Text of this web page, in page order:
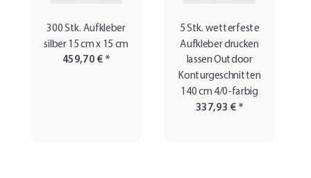
300 Stk. Aufkleber
silber 15 cm x 15 cm
459,70 € *
5 Stk. wetterfeste
Aufkleber drucken
lassen Outdoor
Konturgeschnitten
140 cm 4/0-farbig
337,93 € *